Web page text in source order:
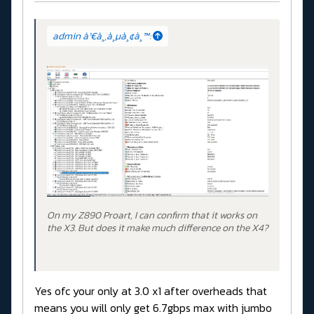
admin à¹€à¸‚à¸µà¸¢à¸™:
On my Z890 Proart, I can confirm that it works on
the X3. But does it make much difference on the X4?
Yes ofc your only at 3.0 x1 after overheads that
means you will only get 6.7gbps max with jumbo